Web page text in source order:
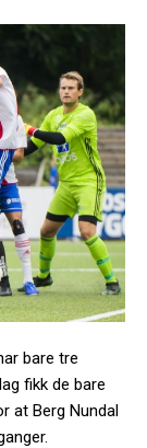
bare tre
fikk de bare
at Berg Nundal